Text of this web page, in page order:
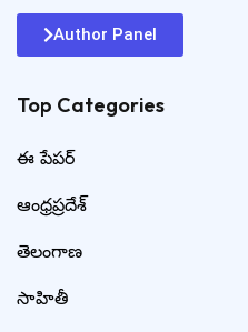
Author Panel
Top Categories​
ఈ పేపర్
ఆంధ్రప్రదేశ్
తెలంగాణ
సాహితీ